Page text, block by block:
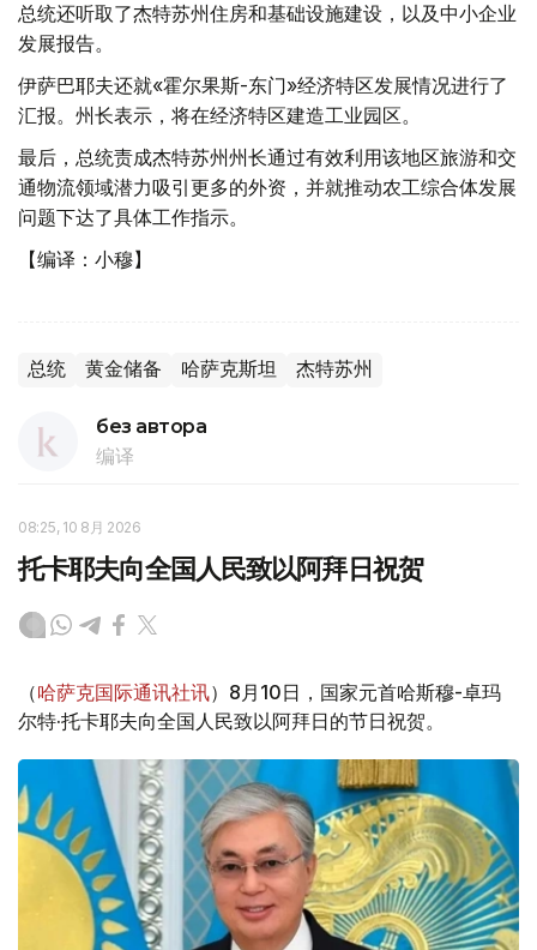
总统还听取了杰特苏州住房和基础设施建设，以及中小企业
发展报告。
伊萨巴耶夫还就«霍尔果斯-东门»经济特区发展情况进行了
汇报。州长表示，将在经济特区建造工业园区。
最后，总统责成杰特苏州州长通过有效利用该地区旅游和交
通物流领域潜力吸引更多的外资，并就推动农工综合体发展
问题下达了具体工作指示。
【编译：小穆】
总统 黄金储备 哈萨克斯坦 杰特苏州
без автора
编译
08:25, 10 8月 2026
托卡耶夫向全国人民致以阿拜日祝贺
（哈萨克国际通讯社讯）8月10日，国家元首哈斯穆-卓玛
尔特·托卡耶夫向全国人民致以阿拜日的节日祝贺。